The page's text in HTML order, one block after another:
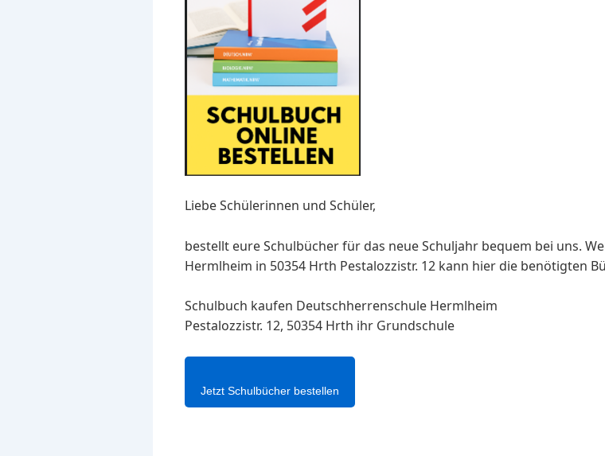
Liebe Schülerinnen und Schüler,
bestellt eure Schulbücher für das neue Schuljahr bequem bei uns.
Hermlheim in 50354 Hrth Pestalozzistr. 12 kann hier die benötigten
Schulbuch kaufen Deutschherrenschule Hermlheim
Pestalozzistr. 12, 50354 Hrth ihr Grundschule
Jetzt Schulbücher bestellen